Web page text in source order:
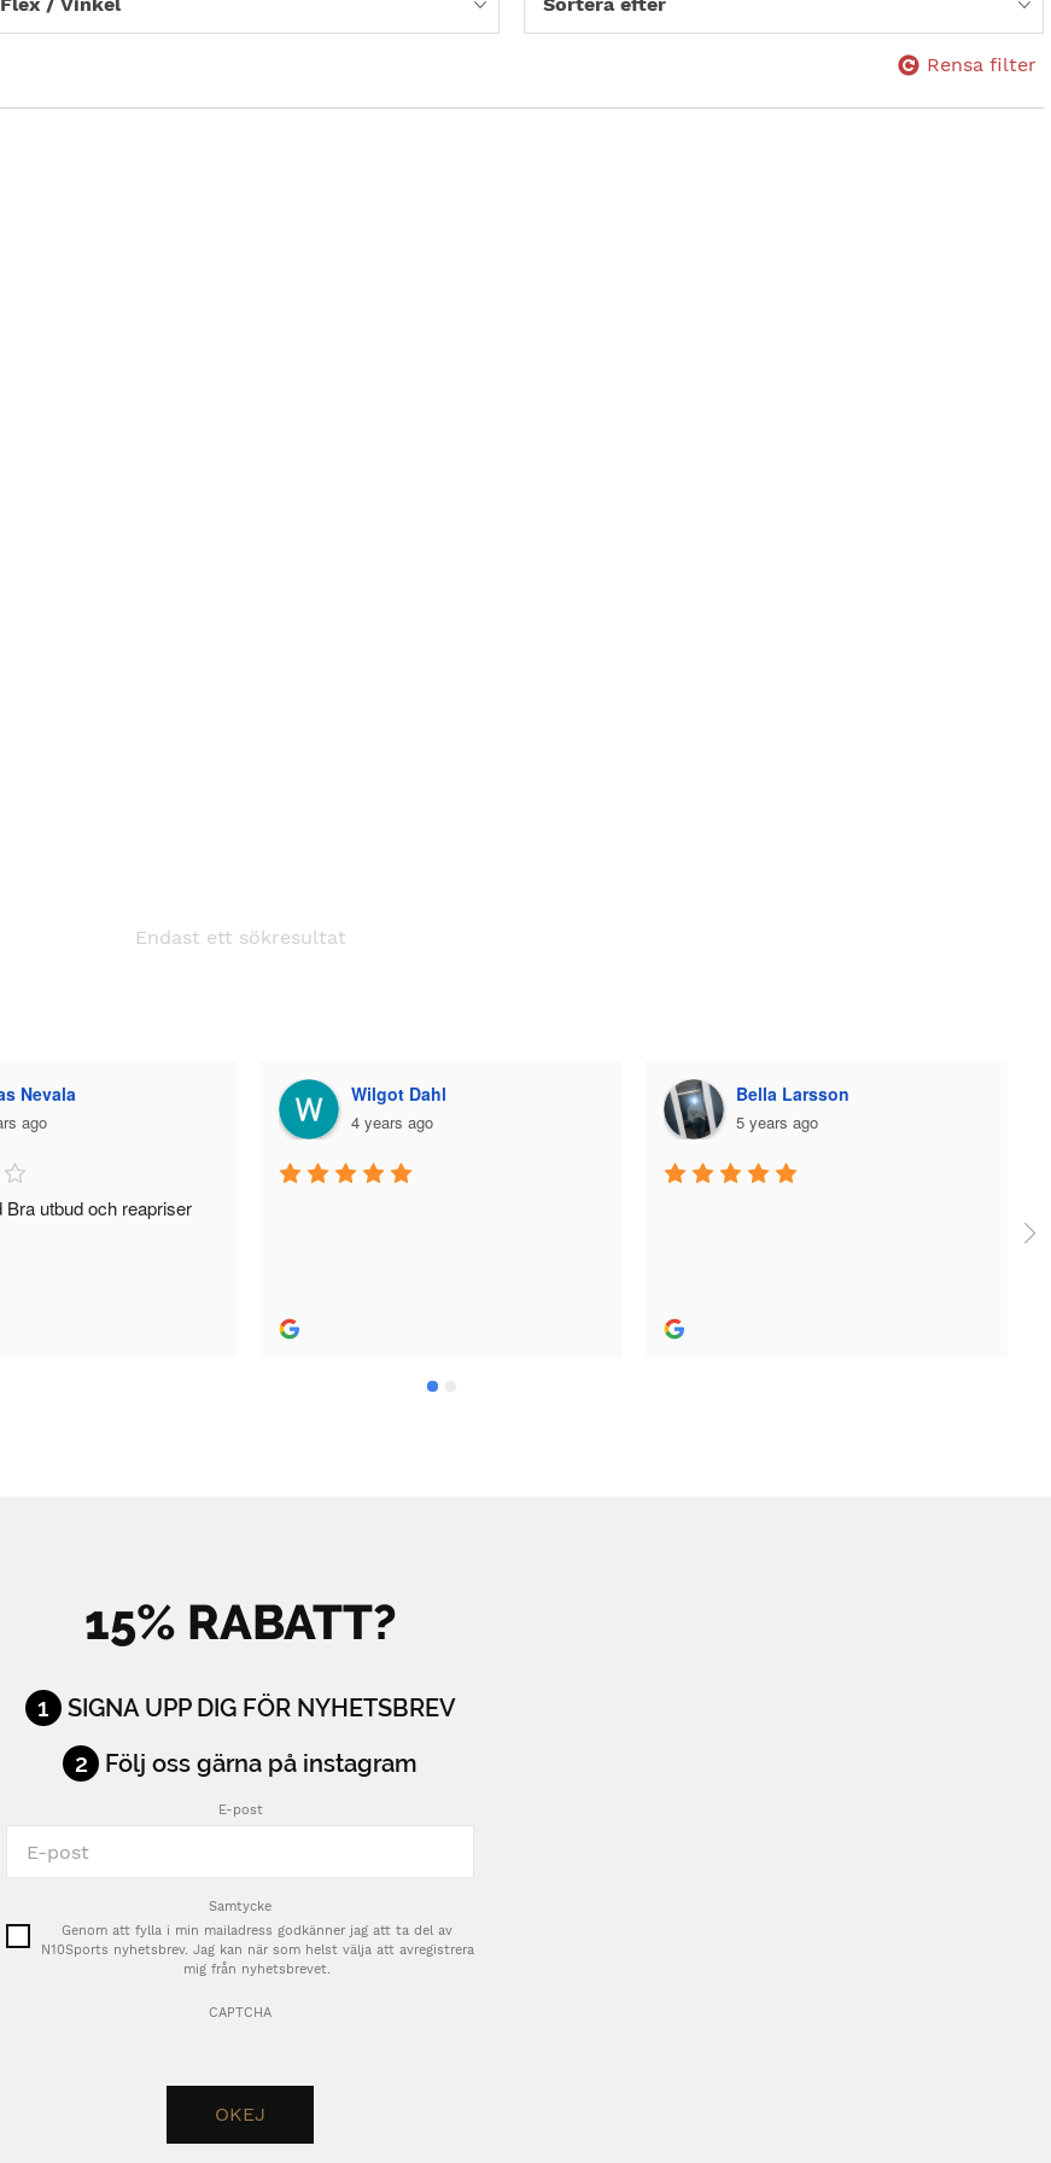
Rensa filter
Endast ett sökresultat
skridskor och utrustning och skön
15% RABATT?
1
SIGNA UPP DIG FÖR NYHETSBREV
2
Följ oss gärna på instagram
E-post
Samtycke
Genom att fylla i min mailadress godkänner jag att ta del av
N10Sports nyhetsbrev. Jag kan när som helst välja att avregistrera
mig från nyhetsbrevet.
CAPTCHA